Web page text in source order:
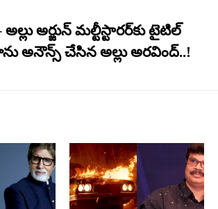
అర్జున్ మల్టీస్టారర్​కు టైటిల్
అనౌన్స్ చేసిన అల్లు అరవింద్..!